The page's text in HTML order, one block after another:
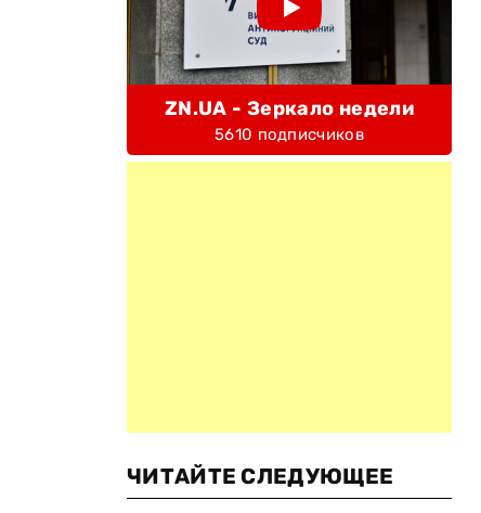
ZN.UA - Зеркало недели
5610 подписчиков
ЧИТАЙТЕ СЛЕДУЮЩЕЕ